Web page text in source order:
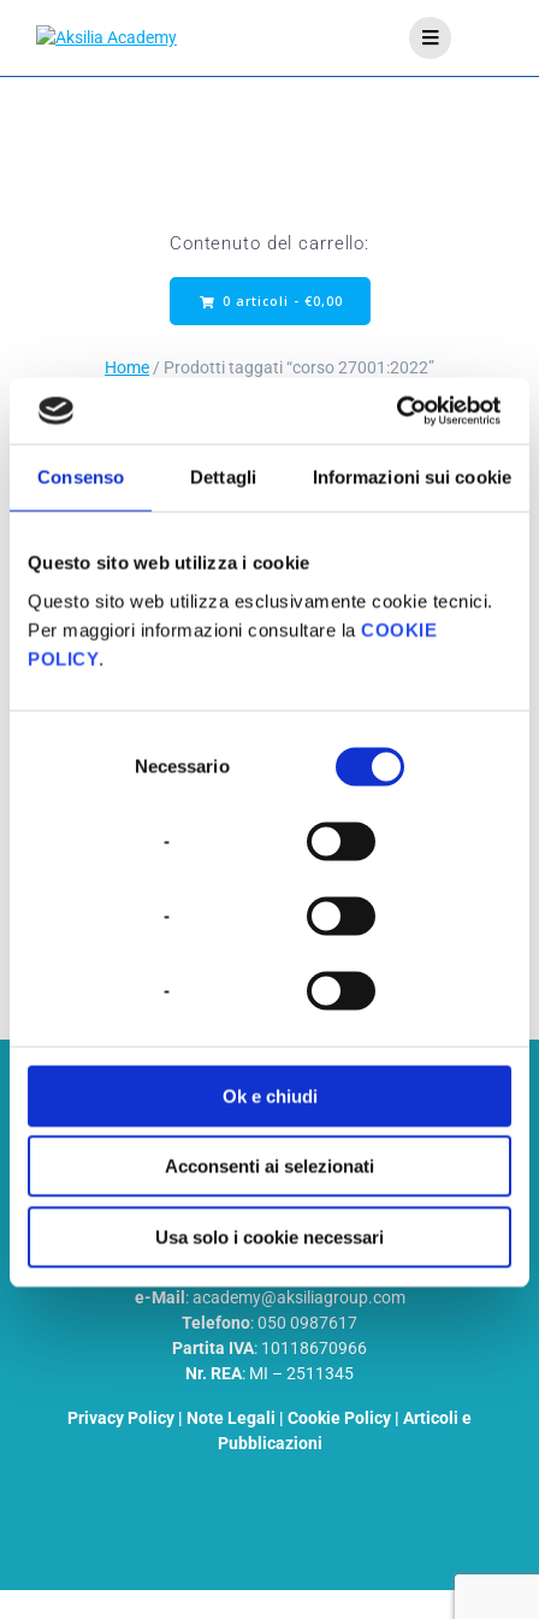
Consenso Dettagli Informazioni sui cookie
Questo sito web utilizza i cookie
Questo sito web utilizza esclusivamente cookie tecnici.
Per maggiori informazioni consultare la COOKIE
POLICY.
Necessario
-
-
-
Ok e chiudi
Acconsenti ai selezionati
Usa solo i cookie necessari
Contenuto del carrello:
0 articoli - €0,00
Home / Prodotti taggati “corso 27001:2022”
Visualizzazione del risultato
Corso di Formazione Certificazione ISO 27001:2022
Aggiungi al carrello
Aksilia Academy S.R.L
Società Benefit A Socio Unico
La Nostra Sede Legale: Milano (MI) Via Fontana 22, CAP 20122
Indirizzo PEC: aksiliaacademy@pec.it
e-Mail : academy@aksiliagroup.com
Telefono: 050 0987617
Partita IVA: 10118670966
Nr. REA: MI – 2511345
Privacy Policy | Note Legali | Cookie Policy | Articoli e
Pubblicazioni